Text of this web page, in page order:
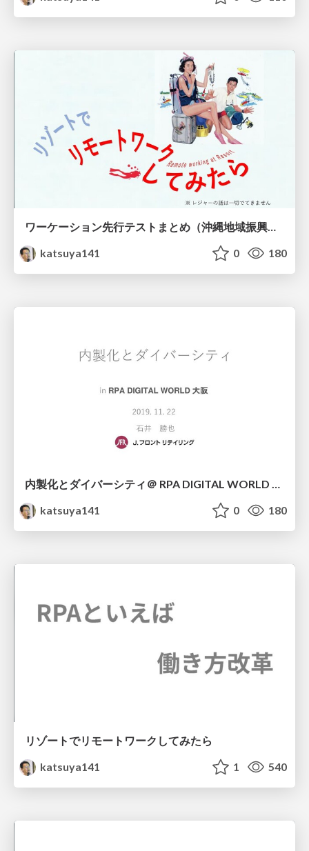
ワーケーション先行テストまとめ（沖縄地域振興バージョン）
katsuya141
0 180
katsuya141
0 180
リゾートでリモートワークしてみたら
katsuya141
1 540